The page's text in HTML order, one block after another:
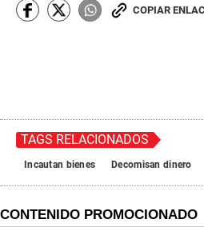
COPIAR
TAGS RELACIONADOS
Incautan bienes Decomisan dinero